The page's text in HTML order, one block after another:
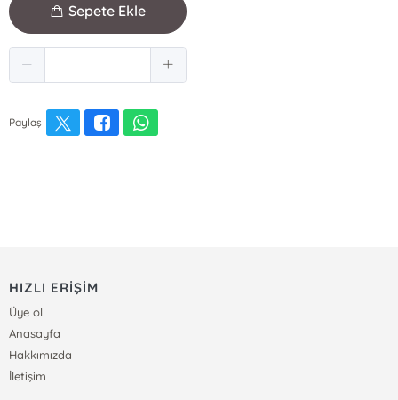
Sepete Ekle
Paylaş
HIZLI ERİŞİM
Üye ol
Anasayfa
Hakkımızda
İletişim